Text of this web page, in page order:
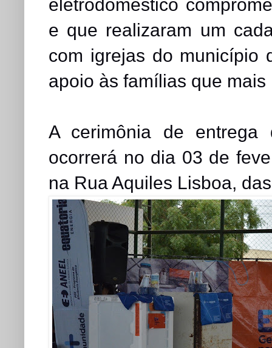
eletrodoméstico
e que realizaram um
com igrejas do município
apoio às famílias que mais
A cerimônia de entrega
ocorrerá no dia 03 de
na Rua Aquiles Lisboa,